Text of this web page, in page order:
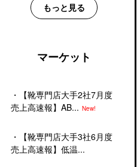
もっと見る
マーケット
・
【靴専門店大手2社7月度
売上高速報】AB... New!
・
【靴専門店大手3社6月度
売上高速報】低温...